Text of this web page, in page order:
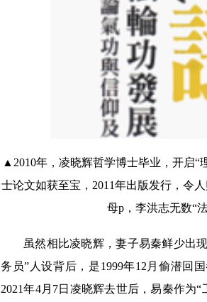
▲2010年，凌晓辉哲学博士毕业，开启“
士论文如获至宝，2011年出版发行，令
母p，李洪志无数“
虽然相比凌晓辉，妻子易秦鲜少出
务员”人设背后，是1999年12月偷潜回
2021年4月7日凌晓辉去世后，易秦作为